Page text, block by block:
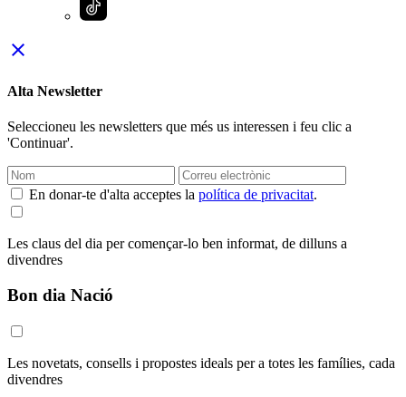
close
Alta Newsletter
Seleccioneu les newsletters que més us interessen i feu clic a
'Continuar'.
En donar-te d'alta acceptes la política de privacitat.
Les claus del dia per començar-lo ben informat, de dilluns a
divendres
Bon dia Nació
Les novetats, consells i propostes ideals per a totes les famílies, cada
divendres